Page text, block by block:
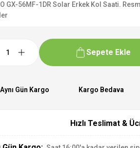
GX-56MF-1DR Solar Erkek Kol Saati.
Sepete Ekle
Aynı Gün Kargo Kargo Bedava
Hızlı Teslimat &